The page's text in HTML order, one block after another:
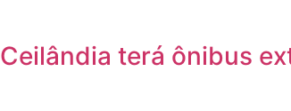
Ceilândia terá ônibus